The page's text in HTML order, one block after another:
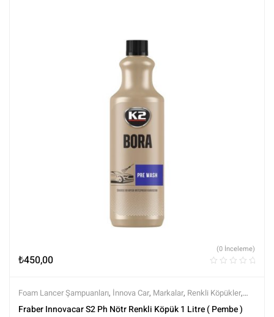
₺450,00
(0 İnceleme)
Foam Lancer Şampuanları, İnnova Car, Markalar, Renkli Köpükler,
Şampuanlar,Tüm Ürünler, Yıkama Ürünleri
Fraber Innovacar S2 Ph Nötr Renkli Köpük 1 Litre ( Pembe )